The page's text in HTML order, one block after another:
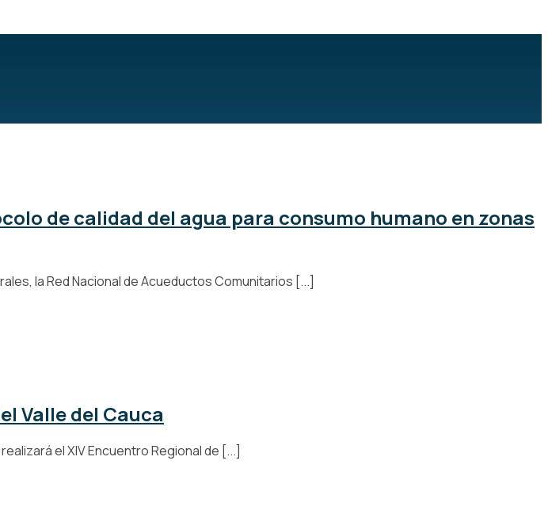
de calidad del agua para consumo humano en zonas
la Red Nacional de Acueductos Comunitarios [...]
Valle del Cauca
el XIV Encuentro Regional de [...]